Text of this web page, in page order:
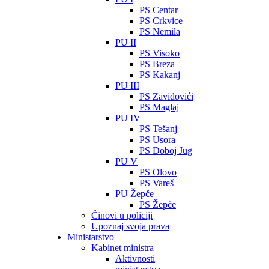
PS Centar
PS Crkvice
PS Nemila
PU II
PS Visoko
PS Breza
PS Kakanj
PU III
PS Zavidovići
PS Maglaj
PU IV
PS Tešanj
PS Usora
PS Doboj Jug
PU V
PS Olovo
PS Vareš
PU Žepče
PS Žepče
Činovi u policiji
Upoznaj svoja prava
Ministarstvo
Kabinet ministra
Aktivnosti